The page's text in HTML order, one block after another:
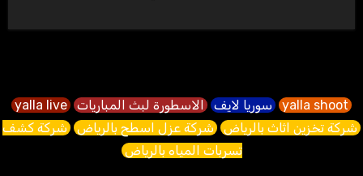
yalla shoot سوريا لايف الاسطورة لبث المباريات yalla live
شركة تخزين اثاث بالرياض شركة عزل اسطح بالرياض شركة كشف
تسربات المياه بالرياض